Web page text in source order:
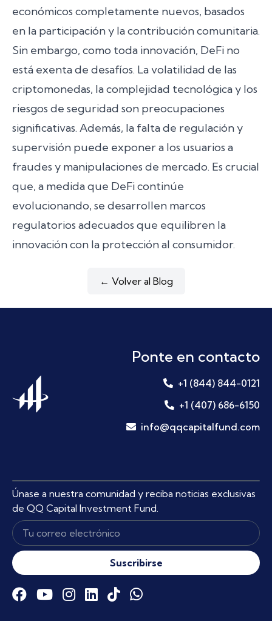
económicos completamente nuevos, basados
en la participación y la contribución comunitaria.
Sin embargo, como toda innovación, DeFi no
está exenta de desafíos. La volatilidad de las
criptomonedas, la complejidad tecnológica y los
riesgos de seguridad son preocupaciones
significativas. Además, la falta de regulación y
supervisión puede exponer a los usuarios a
fraudes y manipulaciones de mercado. Es crucial
que, a medida que DeFi continúe
evolucionando, se desarrollen marcos
regulatorios adecuados que equilibren la
innovación con la protección al consumidor.
← Volver al Blog
Ponte en contacto
+1 (844) 844-0121
+1 (407) 686-6150
info@qqcapitalfund.com
Únase a nuestra comunidad y reciba noticias exclusivas
de QQ Capital Investment Fund.
Suscribirse